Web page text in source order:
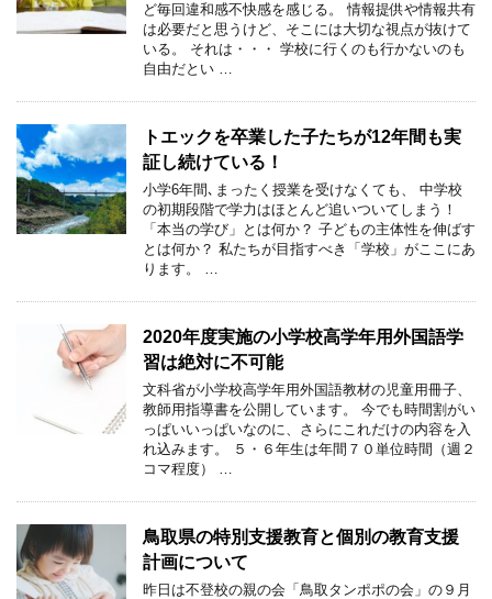
ど毎回違和感不快感を感じる。 情報提供や情報共有
は必要だと思うけど、そこには大切な視点が抜けて
いる。 それは・・・ 学校に行くのも行かないのも
自由だとい …
トエックを卒業した子たちが12年間も実
証し続けている！
小学6年間､まったく授業を受けなくても、 中学校
の初期段階で学力はほとんど追いついてしまう！
「本当の学び」とは何か？ 子どもの主体性を伸ばす
とは何か？ 私たちが目指すべき「学校」がここにあ
ります。 …
2020年度実施の小学校高学年用外国語学
習は絶対に不可能
文科省が小学校高学年用外国語教材の児童用冊子、
教師用指導書を公開しています。 今でも時間割がい
っぱいいっぱいなのに、さらにこれだけの内容を入
れ込みます。 ５・６年生は年間７０単位時間（週２
コマ程度） …
鳥取県の特別支援教育と個別の教育支援
計画について
昨日は不登校の親の会「鳥取タンポポの会」の９月